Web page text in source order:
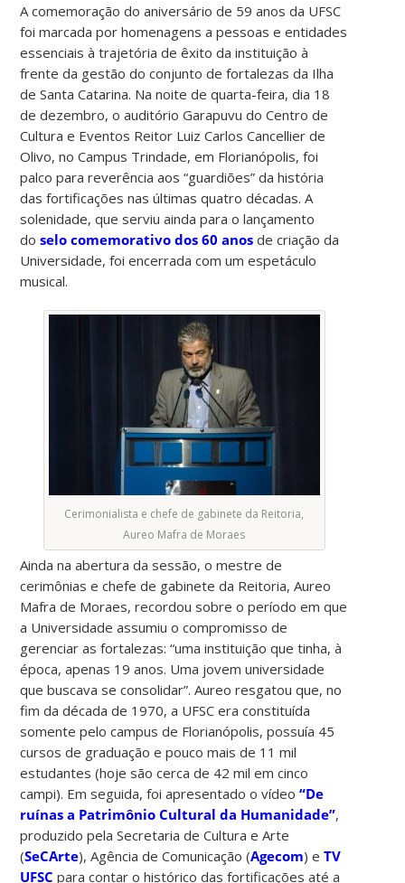
A comemoração do aniversário de 59 anos da UFSC
foi marcada por homenagens a pessoas e entidades
essenciais à trajetória de êxito da instituição à
frente da gestão do conjunto de fortalezas da Ilha
de Santa Catarina. Na noite de quarta-feira, dia 18
de dezembro, o auditório Garapuvu do Centro de
Cultura e Eventos Reitor Luiz Carlos Cancellier de
Olivo, no Campus Trindade, em Florianópolis, foi
palco para reverência aos “guardiões” da história
das fortificações nas últimas quatro décadas. A
solenidade, que serviu ainda para o lançamento
doselo comemorativo dos 60 anos de criação da
Universidade, foi encerrada com um espetáculo
musical.
Cerimonialista e chefe de gabinete da Reitoria,
Aureo Mafra de Moraes
Ainda na abertura da sessão, o mestre de
cerimônias e chefe de gabinete da Reitoria, Aureo
Mafra de Moraes, recordou sobre o período em que
a Universidade assumiu o compromisso de
gerenciar as fortalezas: “uma instituição que tinha, à
época, apenas 19 anos. Uma jovem universidade
que buscava se consolidar”. Aureo resgatou que, no
fim da década de 1970, a UFSC era constituída
somente pelo campus de Florianópolis, possuía 45
cursos de graduação e pouco mais de 11 mil
estudantes (hoje são cerca de 42 mil em cinco
campi). Em seguida, foi apresentado o vídeo“De
ruínas a Patrimônio Cultural da Humanidade”,
produzido pela Secretaria de Cultura e Arte
(SeCArte), Agência de Comunicação (Agecom) eTV
UFSC para contar o histórico das fortificações até a